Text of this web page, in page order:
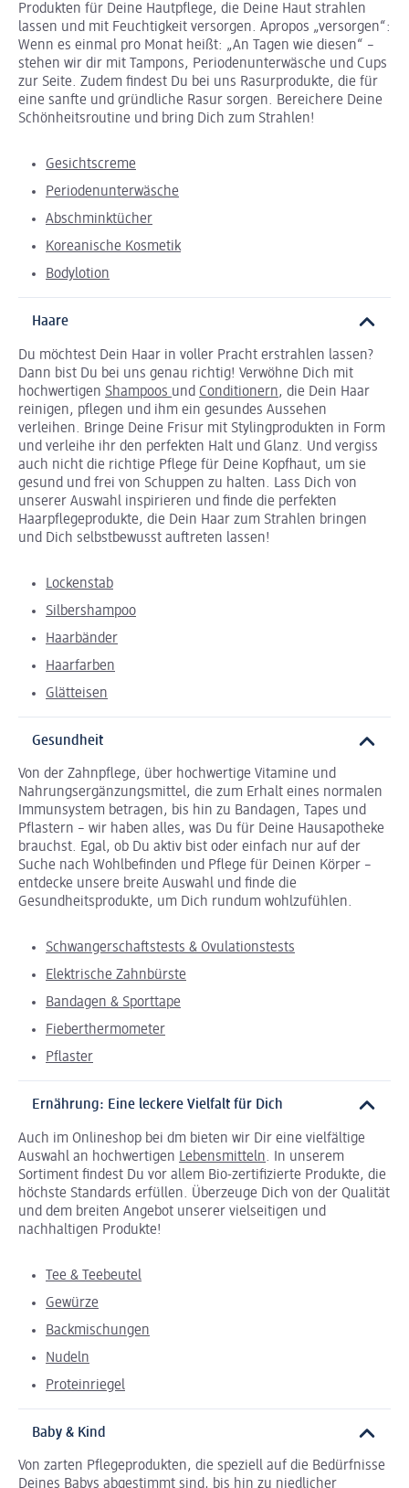
Produkten für Deine Hautpflege, die Deine Haut strahlen
lassen und mit Feuchtigkeit versorgen. Apropos „versorgen“:
Wenn es einmal pro Monat heißt: „An Tagen wie diesen“ –
stehen wir dir mit Tampons, Periodenunterwäsche und Cups
zur Seite. Zudem findest Du bei uns Rasurprodukte, die für
eine sanfte und gründliche Rasur sorgen. Bereichere Deine
Schönheitsroutine und bring Dich zum Strahlen!
Gesichtscreme
Periodenunterwäsche
Abschminktücher
Koreanische Kosmetik
Bodylotion
Haare
Du möchtest Dein Haar in voller Pracht erstrahlen lassen?
Dann bist Du bei uns genau richtig! Verwöhne Dich mit
hochwertigen Shampoos und Conditionern, die Dein Haar
reinigen, pflegen und ihm ein gesundes Aussehen
verleihen. Bringe Deine Frisur mit Stylingprodukten in Form
und verleihe ihr den perfekten Halt und Glanz. Und vergiss
auch nicht die richtige Pflege für Deine Kopfhaut, um sie
gesund und frei von Schuppen zu halten. Lass Dich von
unserer Auswahl inspirieren und finde die perfekten
Haarpflegeprodukte, die Dein Haar zum Strahlen bringen
und Dich selbstbewusst auftreten lassen!
Lockenstab
Silbershampoo
Haarbänder
Haarfarben
Glätteisen
Gesundheit
Von der Zahnpflege, über hochwertige Vitamine und
Nahrungsergänzungsmittel, die zum Erhalt eines normalen
Immunsystem betragen, bis hin zu Bandagen, Tapes und
Pflastern – wir haben alles, was Du für Deine Hausapotheke
brauchst. Egal, ob Du aktiv bist oder einfach nur auf der
Suche nach Wohlbefinden und Pflege für Deinen Körper –
entdecke unsere breite Auswahl und finde die
Gesundheitsprodukte, um Dich rundum wohlzufühlen.
Schwangerschaftstests & Ovulationstests
Elektrische Zahnbürste
Bandagen & Sporttape
Fieberthermometer
Pflaster
Ernährung: Eine leckere Vielfalt für Dich
Auch im Onlineshop bei dm bieten wir Dir eine vielfältige
Auswahl an hochwertigen Lebensmitteln. In unserem
Sortiment findest Du vor allem Bio-zertifizierte Produkte, die
höchste Standards erfüllen. Überzeuge Dich von der Qualität
und dem breiten Angebot unserer vielseitigen und
nachhaltigen Produkte!
Tee & Teebeutel
Gewürze
Backmischungen
Nudeln
Proteinriegel
Baby & Kind
Von zarten Pflegeprodukten, die speziell auf die Bedürfnisse
Deines Babys abgestimmt sind, bis hin zu niedlicher